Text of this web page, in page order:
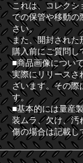
これは、コレクシ
での保管や移動の
さい。
また、開封された
購入前にご質問し
■商品画像につい
実際にリリースさ
ざいます。その際
す。
■基本的には量産
装ムラ、欠け、汚
傷の場合は記載し